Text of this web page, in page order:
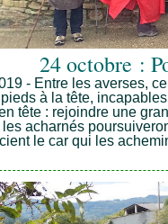
24 octobre :
- Entre les averses,
à la tête,
tête : rejoindre une
acharnés
le car qui les